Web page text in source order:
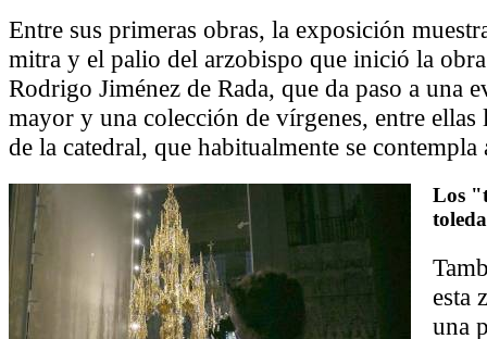
Entre sus primeras obras, la exposición
mitra y el palio del arzobispo que inició la
Rodrigo Jiménez de Rada, que da paso a una
mayor y una colección de vírgenes, entre
de la catedral, que habitualmente se contempla
Los
esta
una